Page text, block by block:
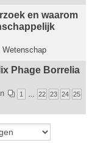
en waarom
Wetenschap
Phage Borrelia
1 … 22 23 24 25